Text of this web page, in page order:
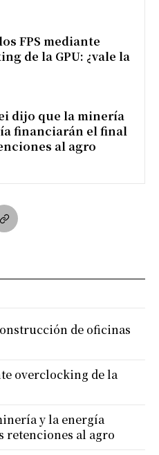
FPS mediante
de la GPU: ¿vale la
dijo que la minería
financiarán el final
al agro
de oficinas
overclocking de la
y la energía
retenciones al agro